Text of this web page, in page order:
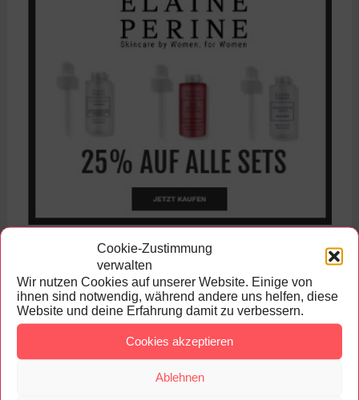
Cookie-Zustimmung
verwalten
Wir nutzen Cookies auf unserer Website. Einige von
ihnen sind notwendig, während andere uns helfen, diese
Website und deine Erfahrung damit zu verbessern.
Cookies akzeptieren
Ablehnen
Make-Up Tutorials, Reviews und